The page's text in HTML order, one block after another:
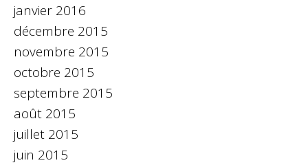
janvier 2016
décembre 2015
novembre 2015
octobre 2015
septembre 2015
août 2015
juillet 2015
juin 2015